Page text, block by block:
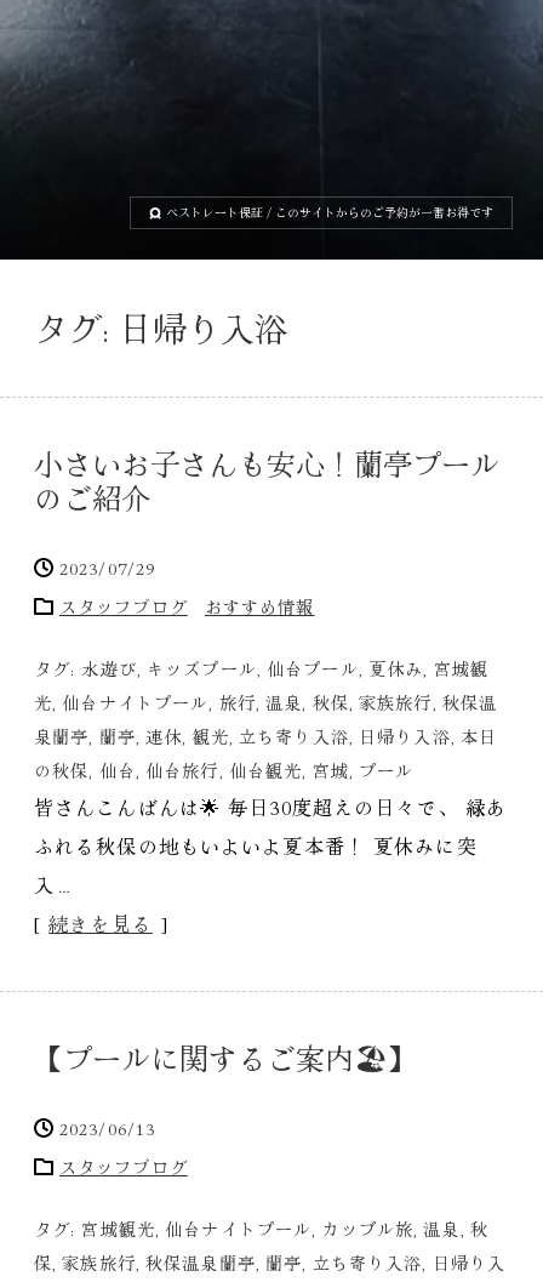
ベストレート保証 / このサイトからのご予約が一番お得です
タグ: 日帰り入浴
小さいお子さんも安心！蘭亭プール
のご紹介
2023/07/29
スタッフブログ
おすすめ情報
タグ: 水遊び キッズプール 仙台プール 夏休み 宮城観
光 仙台ナイトプール 旅行 ,温泉 秋保 ,家族旅行 秋保温
泉蘭亭 蘭亭 連休 観光 立ち寄り入浴 日帰り入浴 本日
の秋保 仙台 仙台旅行 仙台観光 宮城 プール
皆さんこんばんは🌟 毎日30度超えの日々で、 緑あ
ふれる秋保の地もいよいよ夏本番！ 夏休みに突
入…
[続きを見る ]
【プールに関するご案内🏖】
2023/06/13
スタッフブログ
タグ: 宮城観光 仙台ナイトプール カップル旅 ,温泉 秋
保 ,家族旅行 ,秋保温泉蘭亭 蘭亭 立ち寄り入浴
日帰り入